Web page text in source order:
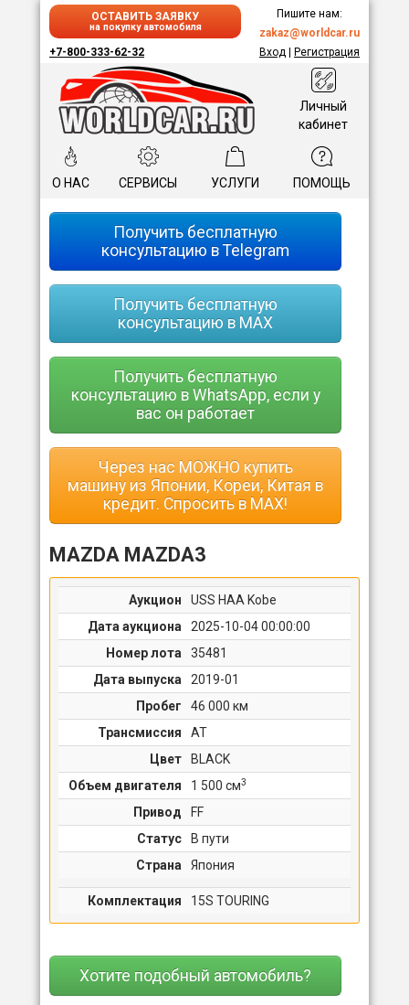
ОСТАВИТЬ ЗАЯВКУ
на покупку автомобиля
Пишите нам:
zakaz@worldcar.ru
+7-800-333-62-32
Вход Регистрация
Личный
кабинет
О НАС СЕРВИСЫ УСЛУГИ ПОМОЩЬ
Получить бесплатную
консультацию в Telegram
Получить бесплатную
консультацию в MAX
Получить бесплатную
консультацию в WhatsApp, если у
вас он работает
Через нас МОЖНО купить
машину из Японии, Кореи, Китая в
кредит. Спросить в MAX!
MAZDA MAZDA3
Аукцион
USS HAA Kobe
Дата аукциона
2025-10-04 00:00:00
Номер лота
35481
Дата выпуска
2019-01
Пробег
46 000 км
Трансмиссия
AT
Цвет
BLACK
Объем двигателя
1 500 cм3
Привод
FF
Статус
В пути
Страна
Япония
Комплектация 15S TOURING
Хотите подобный автомобиль?